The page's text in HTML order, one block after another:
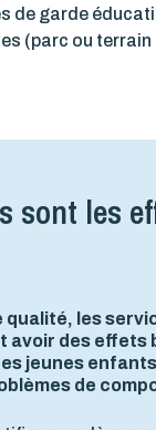
de garde
(parc ou terrain
sont les
qualité, les
avoir des
jeunes
de